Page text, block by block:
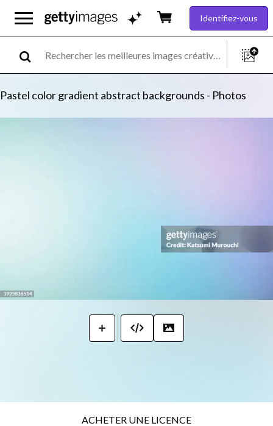
Identifiez-vous
Pastel color gradient abstract backgrounds - Photos
ACHETER UNE LICENCE